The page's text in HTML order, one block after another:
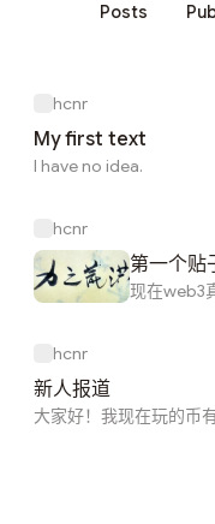
Posts
hcnr
My first text
I have no idea.
hcnr
第一个贴
现在web3
hcnr
新人报道
大家好！我现在玩的币有